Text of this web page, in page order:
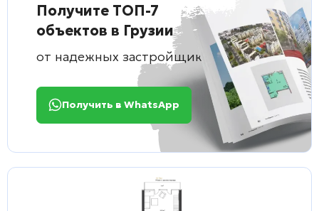
Получите ТОП-7
объектов в Грузии
от надежных застройщиков
Получить в WhatsApp